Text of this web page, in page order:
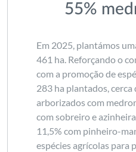
55%
Em 2025, plantámos
461 ha. Reforçando o
com a promoção de
283 ha plantados, cerca
arborizados com
com sobreiro e
11,5% com pinheiro-
espécies agrícolas para